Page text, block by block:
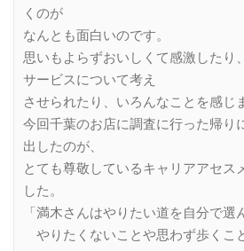
くのが
なんとも面白いのです。
思いもよらずおいしくて感激したり
サービスについて考え
させられたり、いろんなことを感じ
今回千葉のお店に調査に行った帰り
出したのが、
とても尊敬しているキャリアアセス
した。
「満木さんはやりたい道を自分で選
やりたくないことや思わず歩くこ